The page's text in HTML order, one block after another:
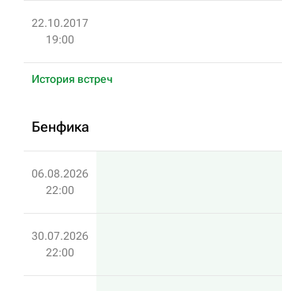
22.10.2017
19:00
История встреч
Бенфика
06.08.2026
22:00
30.07.2026
22:00